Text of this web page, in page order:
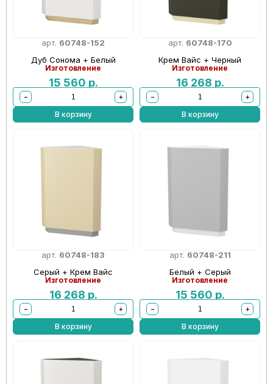
арт. 60748-152
Дуб Сонома + Белый
Изготовление
15 560 р.
−
+
В корзину
арт. 60748-170
Крем Вайс + Черный
Изготовление
16 268 р.
−
+
В корзину
арт. 60748-183
Серый + Крем Вайс
Изготовление
16 268 р.
−
+
В корзину
арт. 60748-211
Белый + Серый
Изготовление
15 560 р.
−
+
В корзину